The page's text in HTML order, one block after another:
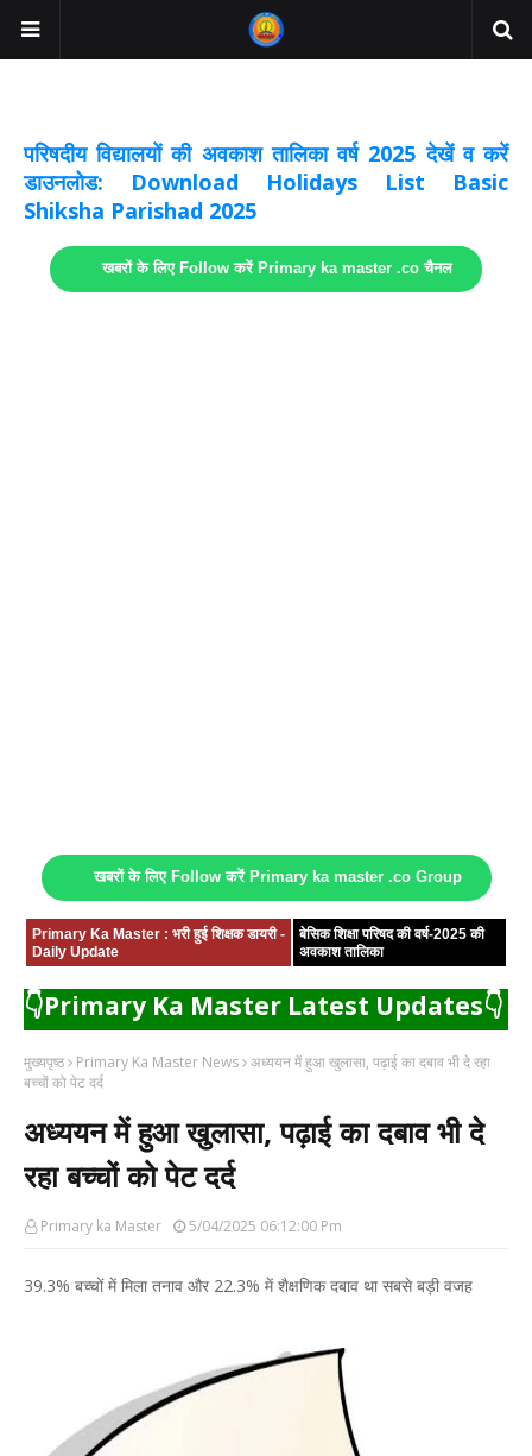
परिषदीय विद्यालयों की अवकाश तालिका वर्ष 2025 देखें व करें
डाउनलोड: Download Holidays List Basic
Shiksha Parishad 2025
खबरों के लिए Follow करें Primary ka master .co चैनल
खबरों के लिए Follow करें Primary ka master .co Group
Primary Ka Master : भरी हुई शिक्षक डायरी -
Daily Update
बेसिक शिक्षा परिषद की वर्ष-2025 की
अवकाश तालिका
👇Primary Ka Master Latest Updates👇
मुख्यपृष्ठ Primary Ka Master News अध्ययन में हुआ खुलासा, पढ़ाई का दबाव भी दे रहा
बच्चों को पेट दर्द
अध्ययन में हुआ खुलासा, पढ़ाई का दबाव भी दे
रहा बच्चों को पेट दर्द
Primary ka Master 5/04/2025 06:12:00 Pm
39.3% बच्चों में मिला तनाव और 22.3% में शैक्षणिक दबाव था सबसे बड़ी वजह